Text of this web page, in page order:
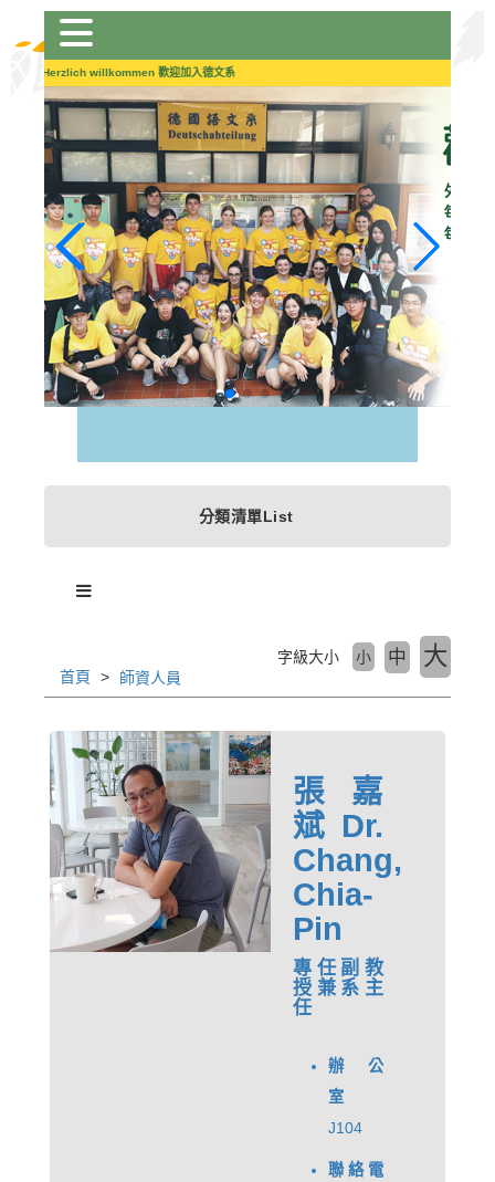
到
Herzlich willkommen 歡迎加入德文系
分類清單List
首頁 師資人員
字級大小 小 中 大
張嘉
斌 Dr.
Chang,
Chia-
Pin
專任副教
授兼系主
任
辦公
室
J104
聯絡電